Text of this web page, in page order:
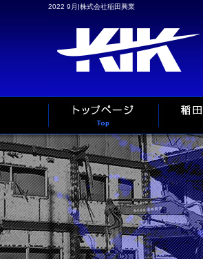
2022 9月|株式会社稲田興業